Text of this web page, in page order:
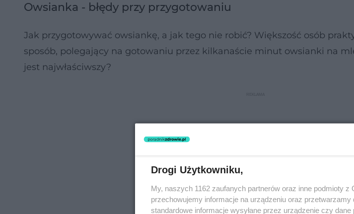
Owsianka - błędy przy przygotowaniu
Jak przygotowywać owsiankę, a jak tego nie robić? Większość osób
sposób, polegający na gotowaniu przez kilkanaście minut owsianki na
jest najwłaściwszy?
Drogi Użytkowniku,
My, naszych 1162 zaufanych partnerów oraz inne podmioty
przechowujemy informacje na urządzeniu oraz
standardowe informacje wysyłane przez urządzenie czy